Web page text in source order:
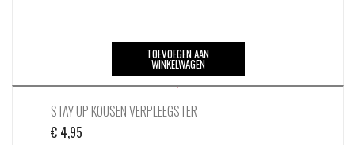
TOEVOEGEN AAN
WINKELWAGEN
STAY UP KOUSEN VERPLEEGSTER
€ 4,95